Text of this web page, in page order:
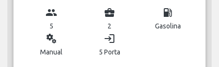
group
5
business_center
2
local_gas_station
Gasolina
miscellaneous_services
Manual
login
5 Porta